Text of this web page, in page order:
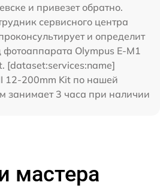
и привезет обратно.
сервисного центра
и определит
фотоаппарата Olympus E‑M1
[dataset:services:name]
12-200mm Kit по нашей
занимает 3 часа при наличии
мастера